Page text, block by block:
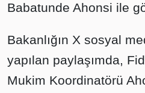
Babatunde Ahonsi ile
Bakanlığın X sosyal
yapılan paylaşımda,
Mukim Koordinatörü